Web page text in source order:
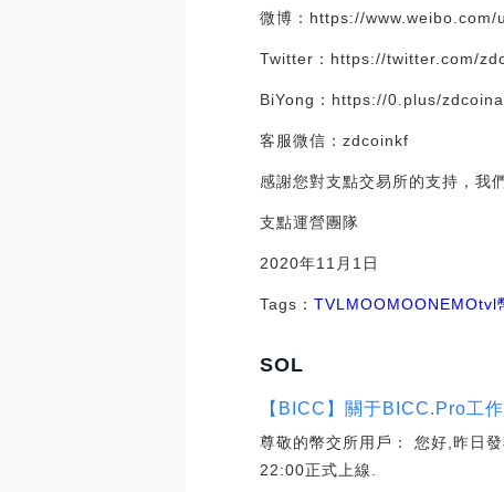
微博：https://
Twitter：https://twitter.com/
BiYong：https://0.plus/
客服微信：zdcoinkf
感謝您對支點交易所的支持，我
支點運營團隊
2020年11月1日
Tags：TVL MOOMOONEMOtvl
SOL
【BICC】關于BICC.Pro工
尊敬的幣交所用戶： 您好,昨日
22:00正式上線.